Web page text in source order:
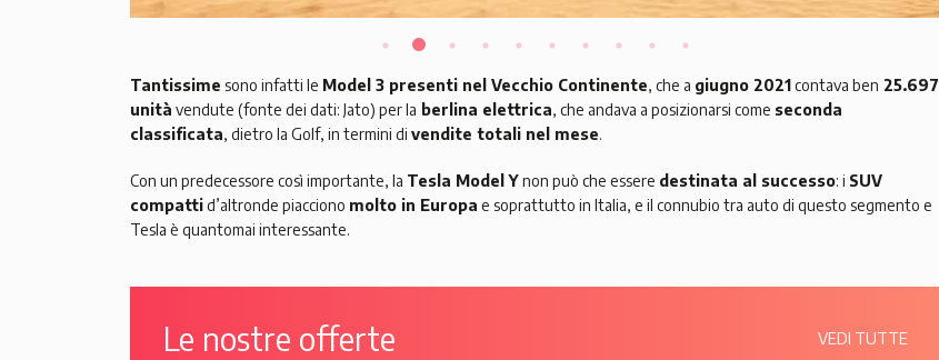
Tantissime sono infatti le Model 3 presenti nel Vecchio Continente, che a giugno 2021contava ben 25.697
unità vendute (fonte dei dati: Jato) per la berlina elettrica, che andava a posizionarsi come seconda
classificata, dietro la Golf, in termini di vendite totali nel mese.
Con un predecessore così importante, la Tesla Model Ynon può che essere destinata al successo: i SUV
compattid’altronde piacciono molto in Europa e soprattutto in Italia, e il connubio tra auto di questo segmento e
Tesla è quantomai interessante.
Le nostre offerte VEDI TUTTE